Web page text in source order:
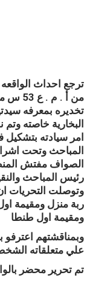
ترجع احداث
من أ
تخديره بمعرفه
البخارية خاصته
امر سيادته
المباحث وتحت
الصواف مفتش
رئيس المباحث
ومقيمة اول طنطا
وبمناقشتهم اعترفو
علي متعلقاته
تم تحرير محضر بالواقعه رقم 25120 ل